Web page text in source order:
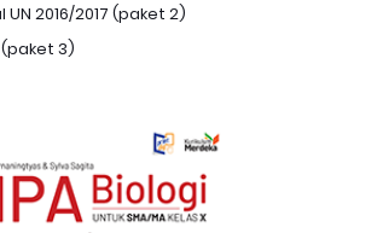
2016/2017 (paket 2)
(paket 3)